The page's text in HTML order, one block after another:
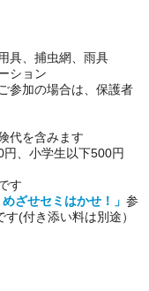
具、捕虫網、雨具
ション
参加の場合は、保護者
代を含みます
、小学生以下500円
す
ざせセミはかせ！」 参
(付き添い料は別途）